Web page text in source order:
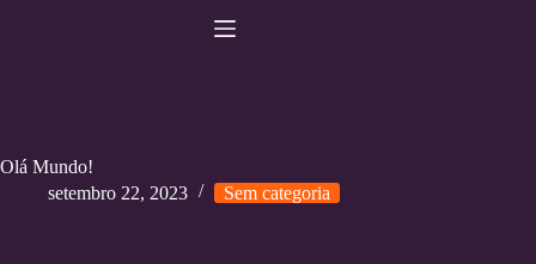
Olá Mundo!
setembro 22, 2023
Sem categoria